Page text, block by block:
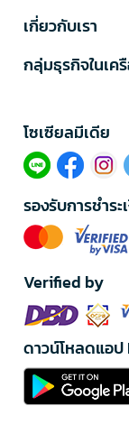
เกี่ยวกับเรา
กลุ่มธุรกิจในเค
โซเซียลมีเดีย​
รองรับการชำระ
Verified by
ดาวน์โหลดแอป